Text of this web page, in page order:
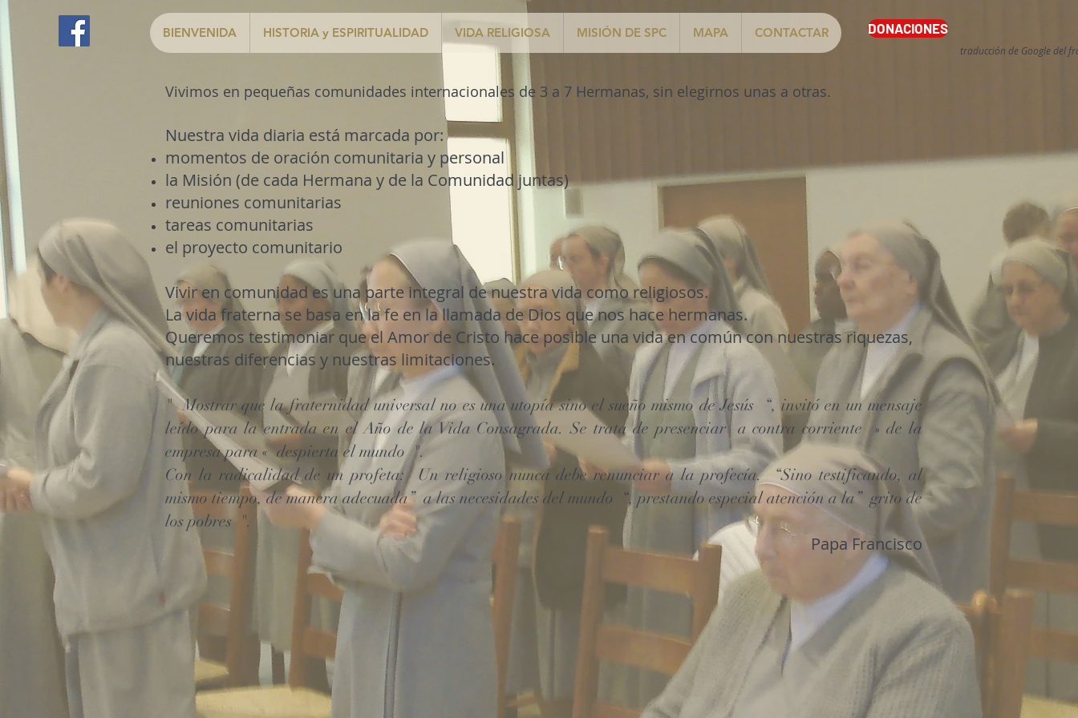
BIENVENIDA HISTORIA y ESPIRITUALIDAD VIDA RELIGIOSA MISIÓN DE SPC MAPA CONTACTAR DONACIONES
traducción de Google del
Vivimos en pequeñas comunidades internacionales de 3 a 7 Hermanas, sin elegirnos unas a otras.
Nuestra vida diaria está marcada por:
momentos de oración comunitaria y personal
la Misión (de cada Hermana y de la Comunidad juntas)
reuniones comunitarias
tareas comunitarias
el proyecto comunitario
Vivir en comunidad es una parte integral de nuestra vida como religiosos.
La vida fraterna se basa en la fe en la llamada de Dios que nos hace hermanas.
Queremos testimoniar que el Amor de Cristo hace posible una vida en común con nuestras riquezas,
nuestras diferencias y nuestras limitaciones.
" Mostrar que la fraternidad universal no es una utopía sino el sueño mismo de Jesús
“, invitó en un mensaje
leído para la entrada en el Año de la Vida Consagrada. Se trata de presenciar
a contra corriente
» de la
empresa para « despierta el mundo ".
Con la radicalidad de un profeta:
Un religioso nunca debe renunciar a la profecía.
“Sino testificando, al
mismo tiempo, de manera adecuada” a las necesidades del mundo “, prestando especial atención a la” grito de
los pobres ".
Papa Francisco